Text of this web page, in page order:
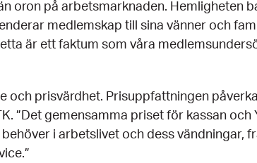
oron på arbetsmarknaden. Hemligheten
medlemskap till sina vänner och
är ett faktum som våra
och prisvärdhet. Prisuppfattningen
”Det gemensamma priset för kassan och
i arbetslivet och dess vändningar,